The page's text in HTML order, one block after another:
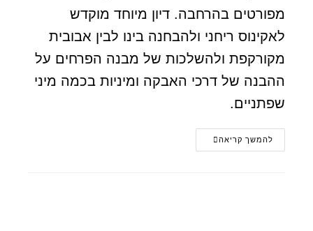
מפורטים בהרחבה. דיון מיוחד מוקדש
לאקינוס ריחני ולהבחנה בינו לבין אבובית
מקורקפת ולהשלכות של מבנה הפרחים על
ההבנה של דרכי האבקה ומיניות בכמה מיני
שפתניים.
להמשך קריאה